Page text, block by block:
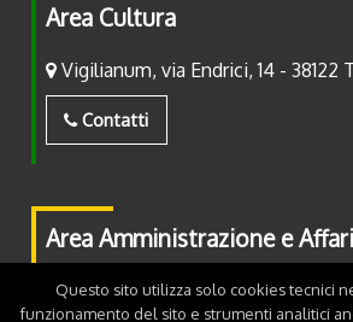
Area Cultura
Vigilianum, via Endrici, 14 - 38122
Contatti
Area Amministrazione e
Piazza Fiera, 2 - 38122 Trento
Questo sito utilizza solo cookies tecnici
funzionamento del sito e strumenti analitici